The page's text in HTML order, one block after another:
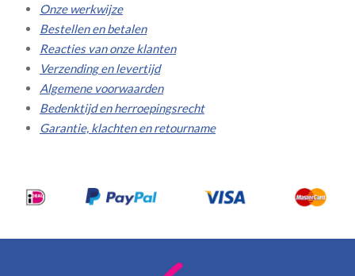
Onze werkwijze
Bestellen en betalen
Reacties van onze klanten
Verzending en levertijd
Algemene voorwaarden
Bedenktijd en herroepingsrecht
Garantie, klachten en retourname